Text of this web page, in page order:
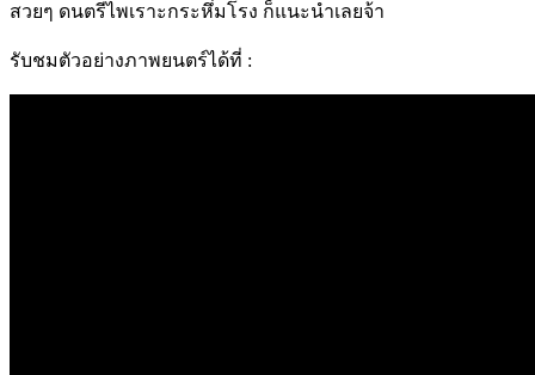
สวยๆ ดนตรีไพเราะกระหึ่มโรง ก็แนะนำเลยจ้า
รับชมตัวอย่างภาพยนตร์ได้ที่ :